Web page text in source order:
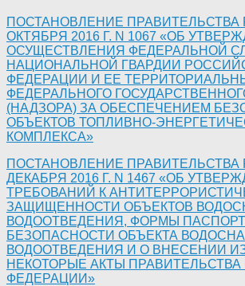
ПОСТАНОВЛЕНИЕ ПРАВИТЕЛЬСТВА
ОКТЯБРЯ 2016 Г. N 1067 «ОБ
ОСУЩЕСТВЛЕНИЯ ФЕДЕРАЛЬНОЙ
НАЦИОНАЛЬНОЙ ГВАРДИИ
ФЕДЕРАЦИИ И ЕЕ
ФЕДЕРАЛЬНОГО
(НАДЗОРА) ЗА ОБЕСПЕЧЕНИЕМ
ОБЪЕКТОВ ТОПЛИВНО-
КОМПЛЕКСА»
ПОСТАНОВЛЕНИЕ ПРАВИТЕЛЬСТВА
ДЕКАБРЯ 2016 Г. N 1467 «ОБ
ТРЕБОВАНИЙ К
ЗАЩИЩЕННОСТИ ОБЪЕКТОВ
ВОДООТВЕДЕНИЯ, ФОРМЫ
БЕЗОПАСНОСТИ ОБЪЕКТА
ВОДООТВЕДЕНИЯ И О ВНЕСЕНИИ
НЕКОТОРЫЕ АКТЫ
ФЕДЕРАЦИИ»